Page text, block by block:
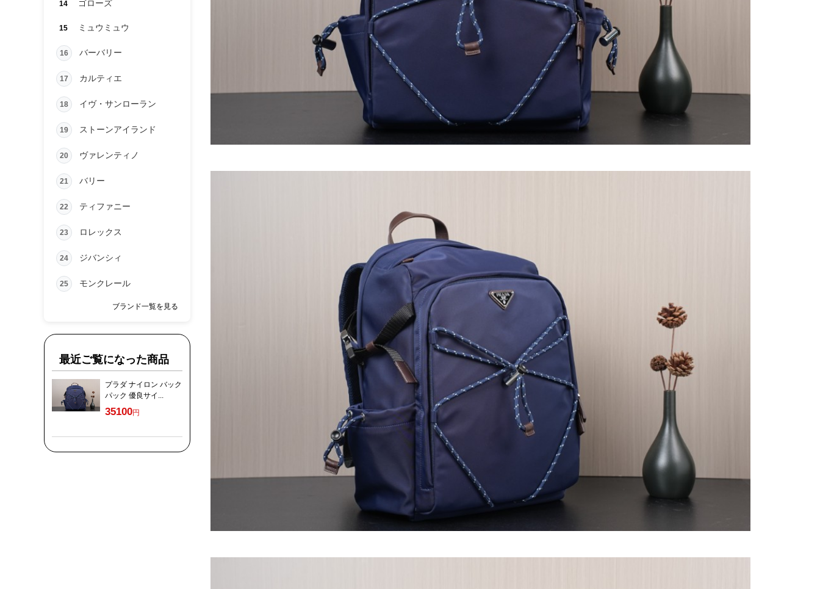
14 ゴローズ
15 ミュウミュウ
16 バーバリー
17 カルティエ
18 イヴ・サンローラン
19 ストーンアイランド
20 ヴァレンティノ
21 バリー
22 ティファニー
23 ロレックス
24 ジバンシィ
25 モンクレール
ブランド一覧を見る
最近ご覧になった商品
プラダ ナイロン バック
パック 優良サイ...
35100円